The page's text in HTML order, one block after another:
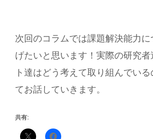
次回のコラムでは課題解決能力に
げたいと思います！実際の研究
ト達はどう考えて取り組んでい
てお話していきます。
共有: